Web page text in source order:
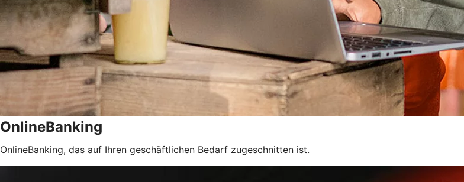
OnlineBanking
OnlineBanking, das auf Ihren geschäftlichen Bedarf zugeschnitten ist.